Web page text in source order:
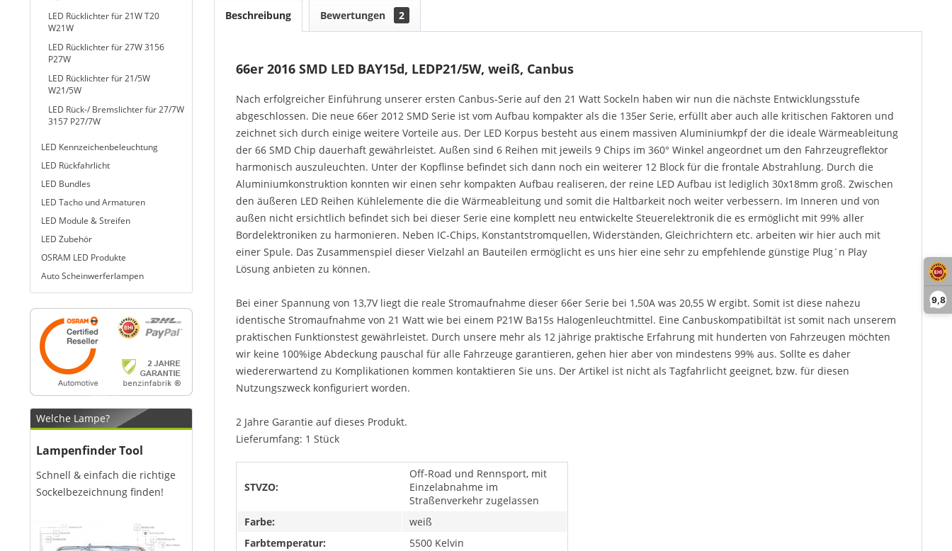
9,8
LED Rücklichter für 21W T20
W21W
LED Rücklichter für 27W 3156
P27W
LED Rücklichter für 21/5W
W21/5W
LED Rück-/ Bremslichter für 27/7W
3157 P27/7W
LED Kennzeichenbeleuchtung
LED Rückfahrlicht
LED Bundles
LED Tacho und Armaturen
LED Module & Streifen
LED Zubehör
OSRAM LED Produkte
Auto Scheinwerferlampen
Welche Lampe?
Lampenfinder Tool
Schnell & einfach die richtige
Sockelbezeichnung finden!
Beschreibung Bewertungen 2
66er 2016 SMD LED BAY15d, LEDP21/5W, weiß, Canbus
Nach erfolgreicher Einführung unserer ersten Canbus-Serie auf den 21 Watt Sockeln haben wir nun die nächste Entwicklungsstufe
abgeschlossen. Die neue 66er 2012 SMD Serie ist vom Aufbau kompakter als die 135er Serie, erfüllt aber auch alle kritischen Faktoren und
zeichnet sich durch einige weitere Vorteile aus. Der LED Korpus besteht aus einem massiven Aluminiumkpf der die ideale Wärmeableitung
der 66 SMD Chip dauerhaft gewährleistet. Außen sind 6 Reihen mit jeweils 9 Chips im 360° Winkel angeordnet um den Fahrzeugreflektor
harmonisch auszuleuchten. Unter der Kopflinse befindet sich dann noch ein weiterer 12 Block für die frontale Abstrahlung. Durch die
Aluminiumkonstruktion konnten wir einen sehr kompakten Aufbau realiseren, der reine LED Aufbau ist lediglich 30x18mm groß. Zwischen
den äußeren LED Reihen Kühlelemente die die Wärmeableitung und somit die Haltbarkeit noch weiter verbessern. Im Inneren und von
außen nicht ersichtlich befindet sich bei dieser Serie eine komplett neu entwickelte Steuerelektronik die es ermöglicht mit 99% aller
Bordelektroniken zu harmonieren. Neben IC-Chips, Konstantstromquellen, Widerständen, Gleichrichtern etc. arbeiten wir hier auch mit
einer Spule. Das Zusammenspiel dieser Vielzahl an Bauteilen ermöglicht es uns hier eine sehr zu empfehlende günstige Plug´n Play
Lösung anbieten zu können.
Bei einer Spannung von 13,7V liegt die reale Stromaufnahme dieser 66er Serie bei 1,50A was 20,55 W ergibt. Somit ist diese nahezu
identische Stromaufnahme von 21 Watt wie bei einem P21W Ba15s Halogenleuchtmittel. Eine Canbuskompatibiltät ist somit nach unserem
praktischen Funktionstest gewährleistet. Durch unsere mehr als 12 jährige praktische Erfahrung mit hunderten von Fahrzeugen möchten
wir keine 100%ige Abdeckung pauschal für alle Fahrzeuge garantieren, gehen hier aber von mindestens 99% aus. Sollte es daher
wiedererwartend zu Komplikationen kommen kontaktieren Sie uns. Der Artikel ist nicht als Tagfahrlicht geeignet, bzw. für diesen
Nutzungszweck konfiguriert worden.
2 Jahre Garantie auf dieses Produkt.
Lieferumfang: 1 Stück
STVZO:
Off-Road und Rennsport, mit
Einzelabnahme im
Straßenverkehr zugelassen
Farbe:
weiß
Farbtemperatur:
5500 Kelvin